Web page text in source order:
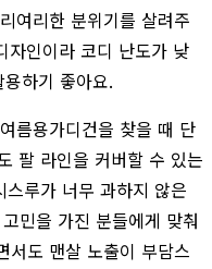
여리한 분위기를 살려주
자인이라 코디 난도가 낮
하기 좋아요.
름용가디건을 찾을 때 단
팔 라인을 커버할 수 있는
스루가 너무 과하지 않은
민을 가진 분들에게 맞춰
서도 맨살 노출이 부담스